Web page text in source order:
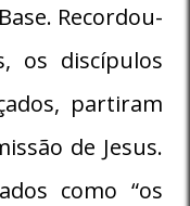
Recordou-
os discípulos
partiram
de Jesus.
como “os